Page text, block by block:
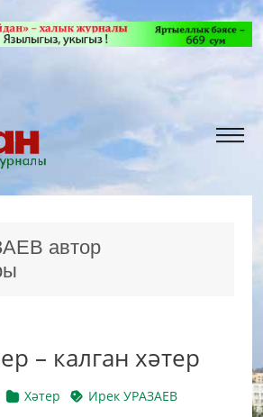
автор
– калган хәтер
Хәтер Ирек УРАЗАЕВ